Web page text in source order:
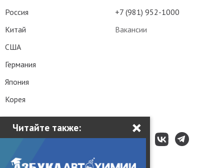
Читайте также: ×
+7 (981) 952-1000
Вакансии
Россия
Китай
США
Германия
Япония
Корея